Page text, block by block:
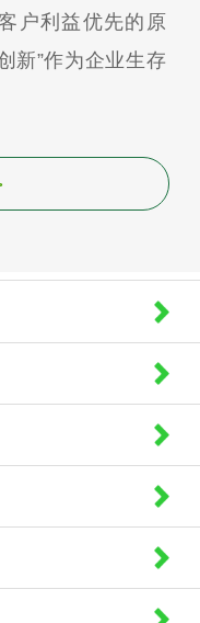
户利益优先的原
新”作为企业生存